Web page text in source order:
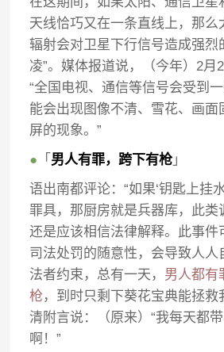
天线恰巧又在一条直线上，那么
辐射会对卫星下行信号造成强烈
凌”。媒体报道说，（今年）2月
“全国电视、通信等信号会受到
能会出现图像不清、雪花、画面
屏的现象。”
● 「 男人有罪，跨下有枪 」
语出南都评论：“如果‘钥匙上挂
罪具，那厨房就是兵器库，此类
还是应该相信法律解释。此事件
司法处罚的随意性，会导致人人
法者约束，总有一天， 男人都有
枪 ，到时只剩下葵花宝典能拯
清附言说：（原来）“我每天都
啊！”